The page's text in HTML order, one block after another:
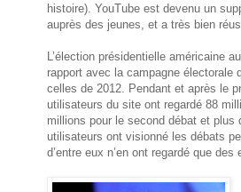
histoire). YouTube est devenu un
auprès des jeunes, et a très bien
L’élection présidentielle américaine
rapport avec la campagne électorale
celles de 2012. Pendant et après le
utilisateurs du site ont regardé 88
millions pour le second débat et
utilisateurs ont visionné les débats
d’entre eux n’en ont regardé que